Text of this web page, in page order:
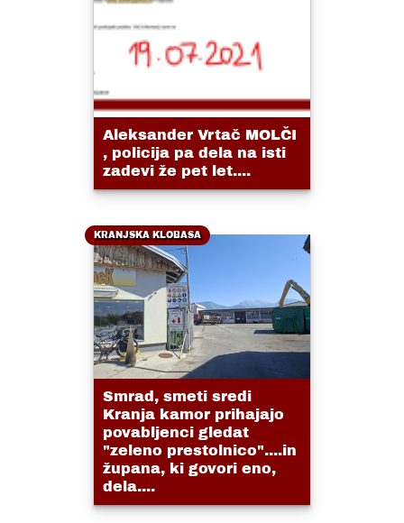
Aleksander Vrtač MOLČI
, policija pa dela na isti
zadevi že pet let....
KRANJSKA KLOBASA
Smrad, smeti sredi
Kranja kamor prihajajo
povabljenci gledat
"zeleno prestolnico"....in
župana, ki govori eno,
dela....